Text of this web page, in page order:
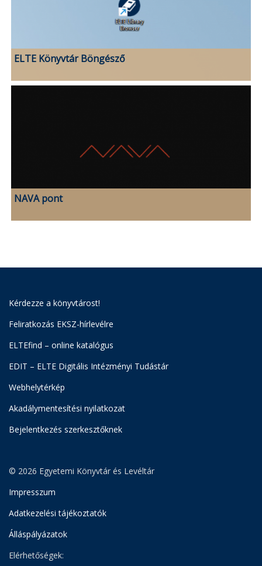
ELTE Könyvtár Böngésző
NAVA pont
Kérdezze a könyvtárost!
Feliratkozás EKSZ-hírlevélre
ELTEfind – online katalógus
EDIT – ELTE Digitális Intézményi Tudástár
Webhelytérkép
Akadálymentesítési nyilatkozat
Bejelentkezés szerkesztőknek
© 2026 Egyetemi Könyvtár és Levéltár
Impresszum
Adatkezelési tájékoztatók
Álláspályázatok
Elérhetőségek: